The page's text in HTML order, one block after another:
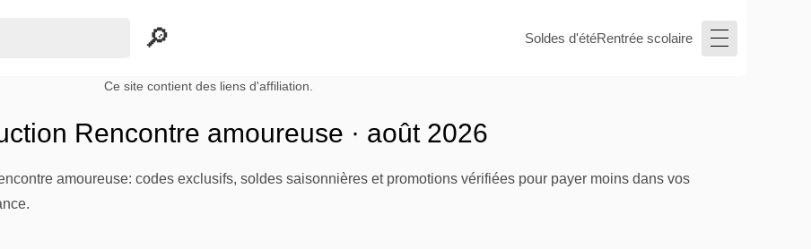
Soldes d'étéRentrée scolaire
Ce site contient des liens d'affiliation.
Rencontre amoureuse · août 2026
amoureuse: codes exclusifs, soldes saisonnières et promotions vérifiées pour payer moins dans vos